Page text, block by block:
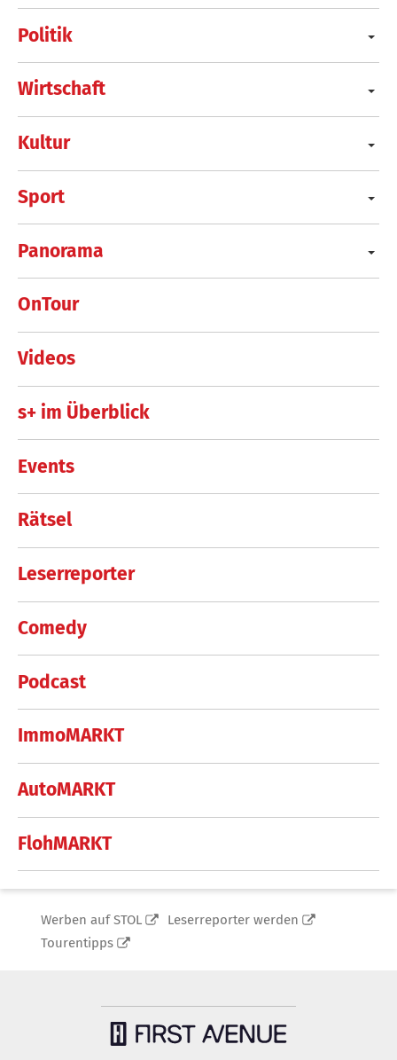
Politik
Wirtschaft
Kultur
Sport
Panorama
OnTour
Videos
s+ im Überblick
Events
Rätsel
Leserreporter
Comedy
Podcast
ImmoMARKT
AutoMARKT
FlohMARKT
Werben auf STOL
Leserreporter werden
Tourentipps